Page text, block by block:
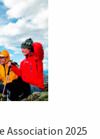
Association 2025